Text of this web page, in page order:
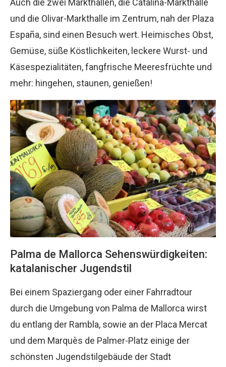
Auch die zwei Markthallen, die Catalina-Markthalle
und die Olivar-Markthalle im Zentrum, nah der Plaza
España, sind einen Besuch wert. Heimisches Obst,
Gemüse, süße Köstlichkeiten, leckere Wurst- und
Käsespezialitäten, fangfrische Meeresfrüchte und
mehr: hingehen, staunen, genießen!
Palma de Mallorca Sehenswürdigkeiten:
katalanischer Jugendstil
Bei einem Spaziergang oder einer Fahrradtour
durch die Umgebung von Palma de Mallorca wirst
du entlang der Rambla, sowie an der Placa Mercat
und dem Marquès de Palmer-Platz einige der
schönsten Jugendstilgebäude der Stadt